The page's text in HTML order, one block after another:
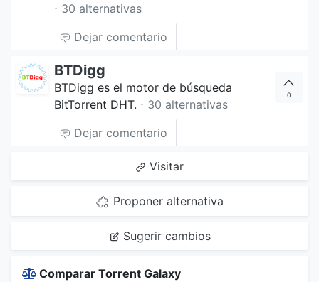
⋅ 30 alternativas
Dejar comentario
BTDigg
BTDigg es el motor de búsqueda
BitTorrent DHT. ⋅ 30 alternativas
0
Dejar comentario
Visitar
Proponer alternativa
Sugerir cambios
Comparar Torrent Galaxy